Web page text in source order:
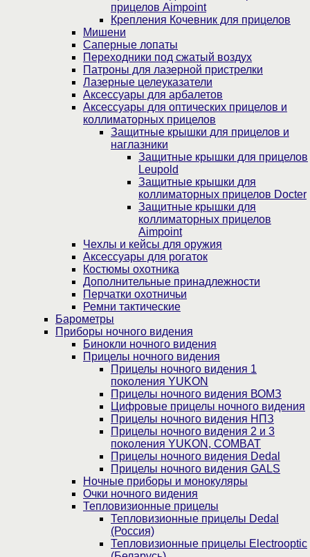
прицелов Aimpoint
Крепления Кочевник для прицелов
Мишени
Саперные лопаты
Переходники под сжатый воздух
Патроны для лазерной пристрелки
Лазерные целеуказатели
Аксессуары для арбалетов
Аксессуары для оптических прицелов и
коллиматорных прицелов
Защитные крышки для прицелов и
наглазники
Защитные крышки для прицелов
Leupold
Защитные крышки для
коллиматорных прицелов Docter
Защитные крышки для
коллиматорных прицелов
Aimpoint
Чехлы и кейсы для оружия
Аксессуары для рогаток
Костюмы охотника
Дополнительные принадлежности
Перчатки охотничьи
Ремни тактические
Барометры
Приборы ночного видения
Бинокли ночного видения
Прицелы ночного видения
Прицелы ночного видения 1
поколения YUKON
Прицелы ночного видения ВОМЗ
Цифровые прицелы ночного видения
Прицелы ночного видения НПЗ
Прицелы ночного видения 2 и 3
поколения YUKON, COMBAT
Прицелы ночного видения Dedal
Прицелы ночного видения GALS
Ночные приборы и монокуляры
Очки ночного видения
Тепловизионные прицелы
Тепловизионные прицелы Dedal
(Россия)
Тепловизионные прицелы Electrooptic